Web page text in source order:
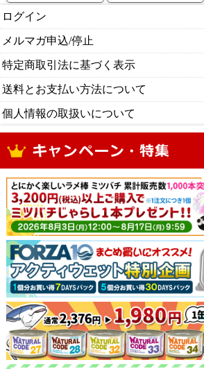
ログイン
メルマガ申込/停止
特定商取引法に基づく表示
送料とお支払い方法について
個人情報の取扱いについて